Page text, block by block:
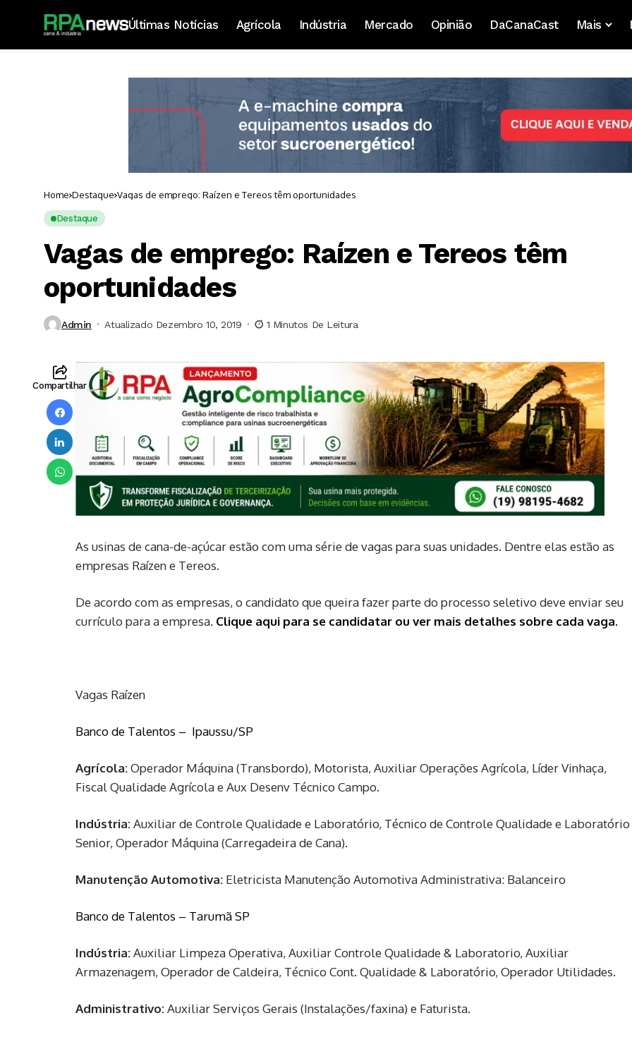
Últimas Notícias Agrícola Indústria Mercado Opinião DaCanaCast Mais
Home Destaque Vagas de emprego: Raízen e Tereos têm oportunidades
Destaque
Vagas de emprego: Raízen e Tereos têm
oportunidades
Admin Atualizado Dezembro 10, 2019 1 Minutos De Leitura
Compartilhar
As usinas de cana-de-açúcar estão com uma série de vagas para suas unidades. Dentre elas estão as
empresas Raízen e Tereos.
De acordo com as empresas, o candidato que queira fazer parte do processo seletivo deve enviar seu
currículo para a empresa. Clique aqui para se candidatar ou ver mais detalhes sobre cada vaga.
Vagas Raízen
Banco de Talentos – Ipaussu/SP
Agrícola:Operador Máquina (Transbordo), Motorista, Auxiliar Operações Agrícola, Líder Vinhaça,
Fiscal Qualidade Agrícola e Aux Desenv Técnico Campo.
Indústria:Auxiliar de Controle Qualidade e Laboratório, Técnico de Controle Qualidade e Laboratório
Senior, Operador Máquina (Carregadeira de Cana).
Manutenção Automotiva: Eletricista Manutenção Automotiva Administrativa: Balanceiro
Banco de Talentos – Tarumã SP
Indústria:Auxiliar Limpeza Operativa, Auxiliar Controle Qualidade & Laboratorio, Auxiliar
Armazenagem, Operador de Caldeira, Técnico Cont. Qualidade & Laboratório, Operador Utilidades.
Administrativo:Auxiliar Serviços Gerais (Instalações/faxina) e Faturista.